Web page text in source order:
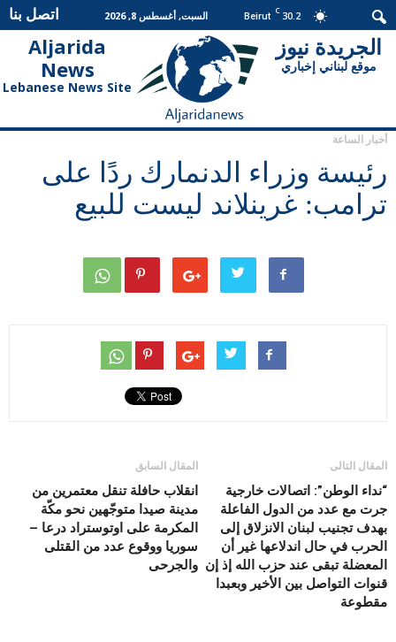
30.2
C
Beirut السبت, أغسطس 8, 2026 اتصل بنا
Aljarida
News
Lebanese News Site
الجريدة
نيوز
الجريدة نيوز
موقع لبناني إخباري
أخبار الساعة
رئيسة وزراء الدنمارك ردًا على
ترامب: غرينلاند ليست للبيع
المقال السابق
انقلاب حافلة تنقل معتمرين من
مدينة صيدا متوجّهين نحو مكّة
المكرمة على اوتوستراد درعا –
سوريا ووقوع عدد من القتلى
والجرحى
المقال التالى
“نداء الوطن”: اتصالات خارجية
جرت مع عدد من الدول الفاعلة
بهدف تجنيب لبنان الانزلاق إلى
الحرب في حال اندلاعها غير أن
المعضلة تبقى عند حزب الله إذ إن
قنوات التواصل بين الأخير وبعبدا
مقطوعة